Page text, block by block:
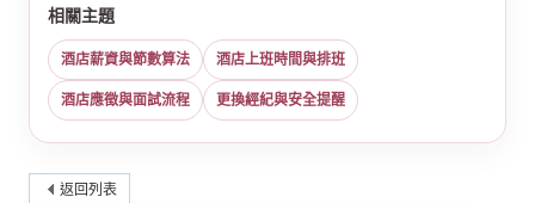
相關主題
酒店薪資與節數算法 酒店上班時間與排班
酒店應徵與面試流程 更換經紀與安全提醒
返回列表